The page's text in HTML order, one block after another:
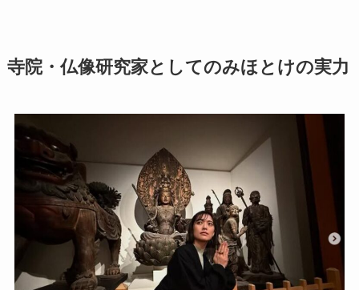
寺院・仏像研究家としてのみほとけの実力